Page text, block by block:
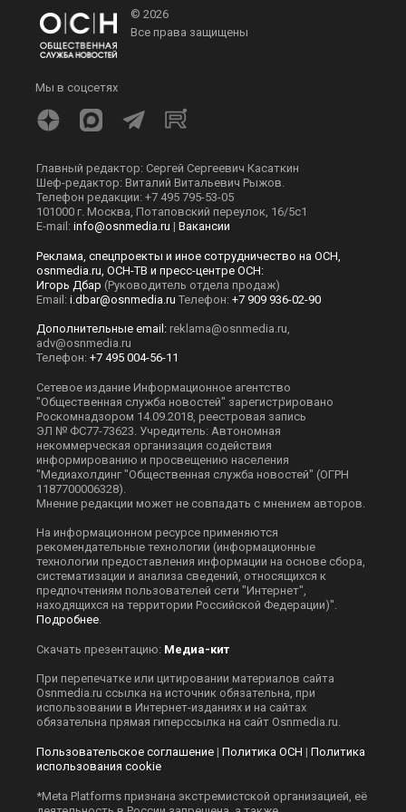
© 2026
Все права защищены
Мы в соцсетях
Главный редактор: Сергей Сергеевич Касаткин
Шеф-редактор: Виталий Витальевич Рыжов.
Телефон редакции: +7 495 795-53-05
101000 г. Москва, Потаповский переулок, 16/5с1
E-mail: info@osnmedia.ru | Вакансии
Реклама, спецпроекты и иное сотрудничество на ОСН,
osnmedia.ru, ОСН-ТВ и пресс-центре ОСН:
Игорь Дбар (Руководитель отдела продаж)
Email: i.dbar@osnmedia.ru Телефон: +7 909 936-02-90
Дополнительные email: reklama@osnmedia.ru
adv@osnmedia.ru
Телефон: +7 495 004-56-11
Сетевое издание Информационное агентство
"Общественная служба новостей" зарегистрировано
Роскомнадзором 14.09.2018, реестровая запись
ЭЛ № ФС77-73623. Учредитель: Автономная
некоммерческая организация содействия
информированию и просвещению населения
"Медиахолдинг "Общественная служба новостей" (ОГРН
1187700006328).
Мнение редакции может не совпадать с мнением авторов.
На информационном ресурсе применяются
рекомендательные технологии (информационные
технологии предоставления информации на основе сбора,
систематизации и анализа сведений, относящихся к
предпочтениям пользователей сети "Интернет",
находящихся на территории Российской Федерации)".
Подробнее
Скачать презентацию: Медиа-кит
При перепечатке или цитировании материалов сайта
Оsnmedia.ru ссылка на источник обязательна, при
использовании в Интернет-изданиях и на сайтах
обязательна прямая гиперссылка на сайт Оsnmedia.ru.
Пользовательское соглашение | Политика ОСН | Политика
использования cookie
*Meta Platforms признана экстремистской организацией, её